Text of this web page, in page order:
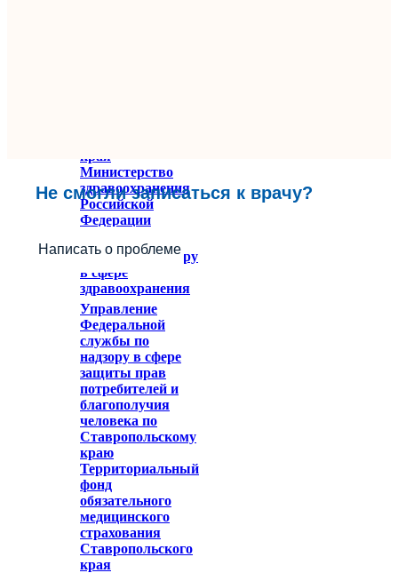
Не смогли записаться к врачу?
Написать о проблеме
края
Министерство
здравоохранения
Российской
Федерации
Федеральное
служба по надзору
в сфере
здравоохранения
Управление
Федеральной
службы по
надзору в сфере
защиты прав
потребителей и
благополучия
человека по
Ставропольскому
краю
Территориальный
фонд
обязательного
медицинского
страхования
Ставропольского
края